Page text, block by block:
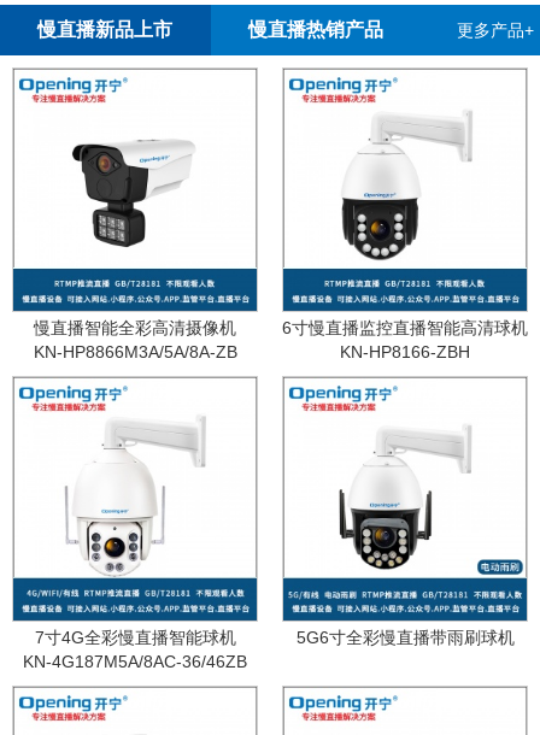
慢直播新品上市 慢直播热销产品 更多产品+
慢直播智能全彩高清摄像机
KN-HP8866M3A/5A/8A-ZB
6寸慢直播监控直播智能高清球机
KN-HP8166-ZBH
7寸4G全彩慢直播智能球机
KN-4G187M5A/8AC-36/46ZB
5G6寸全彩慢直播带雨刷球机